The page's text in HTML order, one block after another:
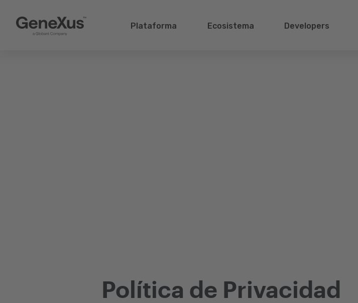
Plataforma Ecosistema Developers
Política de Privacidad